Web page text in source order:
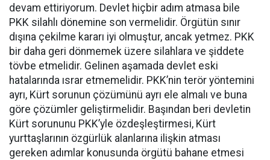
devam ettiriyorum. Devlet hiçbir adım atmasa bile
PKK silahlı dönemine son vermelidir. Örgütün sınır
dışına çekilme kararı iyi olmuştur, ancak yetmez. PKK
bir daha geri dönmemek üzere silahlara ve şiddete
tövbe etmelidir. Gelinen aşamada devlet eski
hatalarında ısrar etmemelidir. PKK’nin terör yöntemini
ayrı, Kürt sorunun çözümünü ayrı ele almalı ve buna
göre çözümler geliştirmelidir. Başından beri devletin
Kürt sorununu PKK’yle özdeşleştirmesi, Kürt
yurttaşlarının özgürlük alanlarına ilişkin atması
gereken adımlar konusunda örgütü bahane etmesi